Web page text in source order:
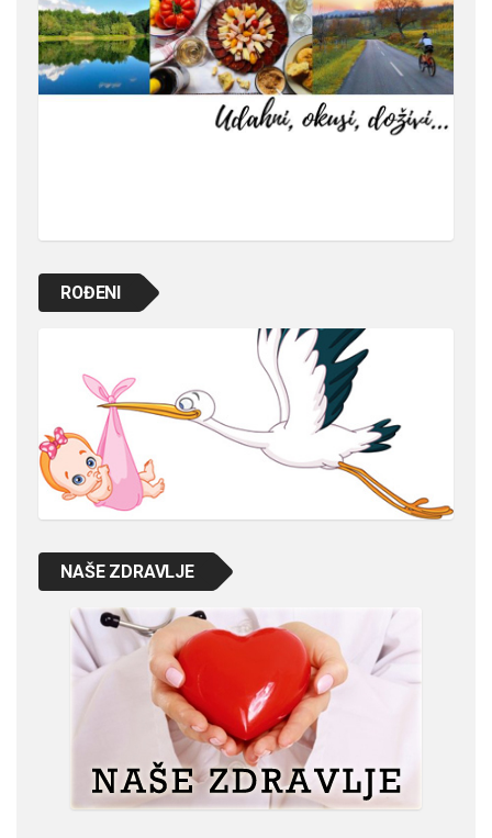
ROĐENI
NAŠE ZDRAVLJE